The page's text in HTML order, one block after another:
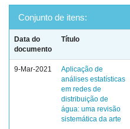
Conjunto de itens:
Data do
documento
Título
9-Mar-2021
Aplicação de
análises estatísticas
em redes de
distribuição de
água: uma revisão
sistemática da arte